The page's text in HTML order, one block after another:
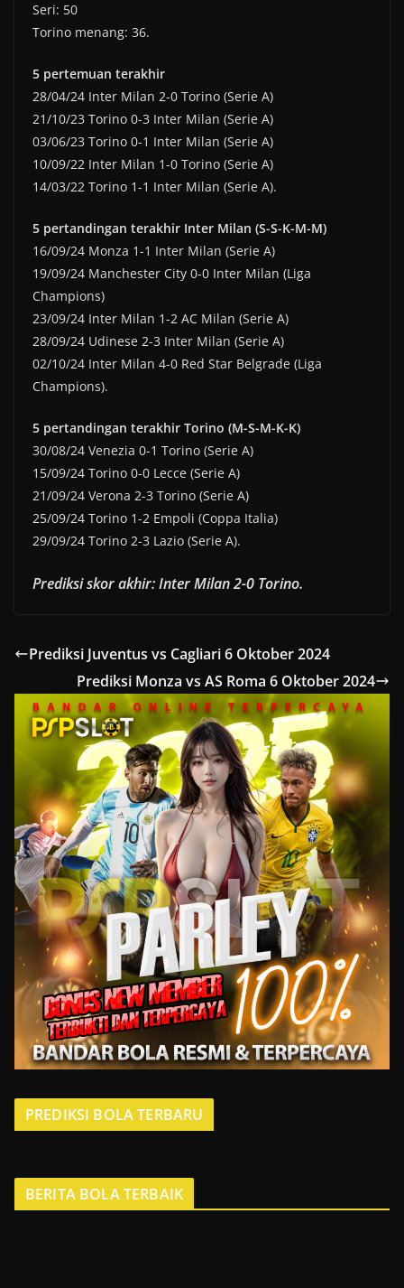
Seri: 50
Torino menang: 36.
5 pertemuan terakhir
28/04/24 Inter Milan 2-0 Torino (Serie A)
21/10/23 Torino 0-3 Inter Milan (Serie A)
03/06/23 Torino 0-1 Inter Milan (Serie A)
10/09/22 Inter Milan 1-0 Torino (Serie A)
14/03/22 Torino 1-1 Inter Milan (Serie A).
5 pertandingan terakhir Inter Milan (S-S-K-M-M)
16/09/24 Monza 1-1 Inter Milan (Serie A)
19/09/24 Manchester City 0-0 Inter Milan (Liga
Champions)
23/09/24 Inter Milan 1-2 AC Milan (Serie A)
28/09/24 Udinese 2-3 Inter Milan (Serie A)
02/10/24 Inter Milan 4-0 Red Star Belgrade (Liga
Champions).
5 pertandingan terakhir Torino (M-S-M-K-K)
30/08/24 Venezia 0-1 Torino (Serie A)
15/09/24 Torino 0-0 Lecce (Serie A)
21/09/24 Verona 2-3 Torino (Serie A)
25/09/24 Torino 1-2 Empoli (Coppa Italia)
29/09/24 Torino 2-3 Lazio (Serie A).
Prediksi skor akhir: Inter Milan 2-0 Torino.
Prediksi Juventus vs Cagliari 6 Oktober 2024
Prediksi Monza vs AS Roma 6 Oktober 2024
PREDIKSI BOLA TERBARU
BERITA BOLA TERBAIK